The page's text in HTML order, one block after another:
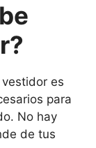
es
para
No hay
de tus